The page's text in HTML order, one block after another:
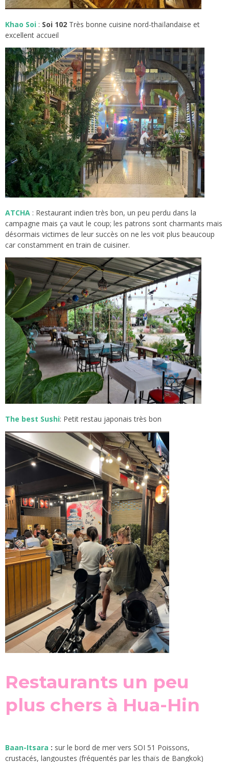
Khao Soi : Soi 102 Très bonne cuisine nord-thaïlandaise et
excellent accueil
ATCHA : Restaurant indien très bon, un peu perdu dans la
campagne mais ça vaut le coup; les patrons sont charmants mais
désormais victimes de leur succès on ne les voit plus beaucoup
car constamment en train de cuisiner.
The best Sushi: Petit restau japonais très bon
Restaurants un peu
plus chers à Hua-Hin
Baan-Itsara : sur le bord de mer vers SOI 51 Poissons,
crustacés, langoustes (fréquentés par les thaïs de Bangkok)